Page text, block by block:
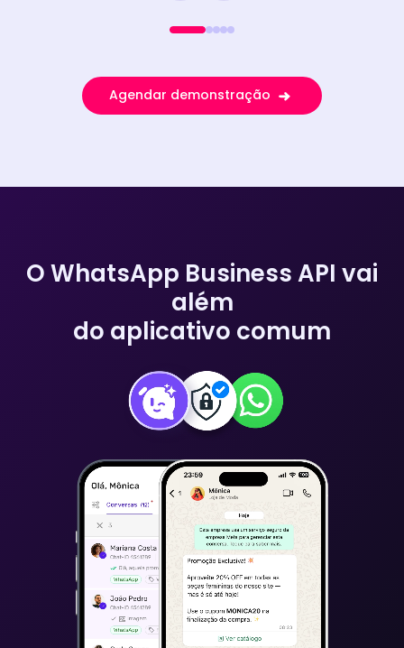
Agendar demonstração
O WhatsApp Business API vai
além
do aplicativo comum